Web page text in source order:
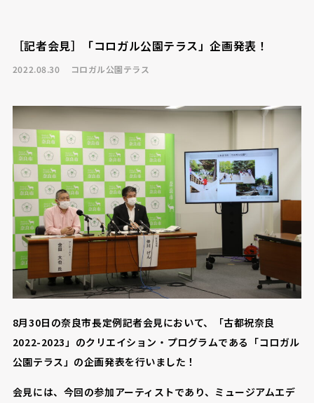
［記者会見］「コロガル公園テラス」企画発表！
2022.08.30 コロガル公園テラス
8月30日の奈良市長定例記者会見において、「古都祝奈良
2022-2023」のクリエイション・プログラムである「コロガル
公園テラス」の企画発表を行いました！
会見には、今回の参加アーティストであり、ミュージアムエデ